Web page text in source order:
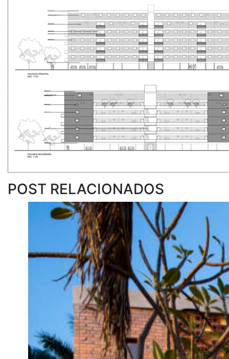
POST RELACIONADOS